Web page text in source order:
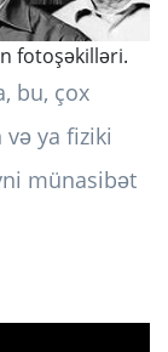
fotoşəkilləri.
bu, çox
və ya fiziki
münasibət